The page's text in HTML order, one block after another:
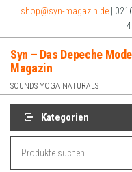
springen
shop@syn-magazin.de|
Syn – Das Depeche Mode
Magazin
SOUNDS YOGA NATURALS
Kategorien